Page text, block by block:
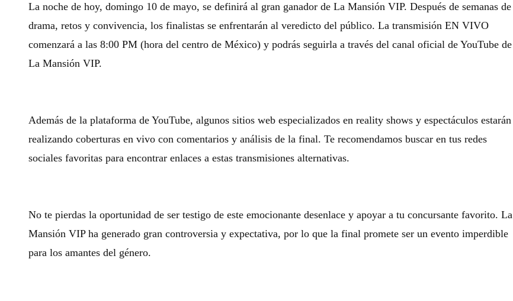
La noche de hoy, domingo 10 de mayo, se definirá al gran ganador de La Mansión VIP. Después de semanas de
drama, retos y convivencia, los finalistas se enfrentarán al veredicto del público. La transmisión EN VIVO
comenzará a las 8:00 PM (hora del centro de México) y podrás seguirla a través del canal oficial de YouTube de
La Mansión VIP.
Además de la plataforma de YouTube, algunos sitios web especializados en reality shows y espectáculos estarán
realizando coberturas en vivo con comentarios y análisis de la final. Te recomendamos buscar en tus redes
sociales favoritas para encontrar enlaces a estas transmisiones alternativas.
No te pierdas la oportunidad de ser testigo de este emocionante desenlace y apoyar a tu concursante favorito. La
Mansión VIP ha generado gran controversia y expectativa, por lo que la final promete ser un evento imperdible
para los amantes del género.